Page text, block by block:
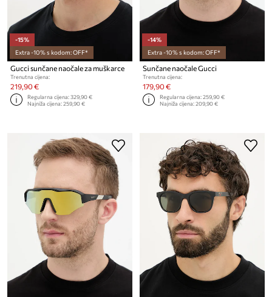
-15%
Extra -10% s kodom: OFF*
Gucci sunčane naočale za muškarce
Trenutna cijena:
219,90 €
Regularna cijena:329,90 €
Najniža cijena:259,90 €
-14%
Extra -10% s kodom: OFF*
Sunčane naočale Gucci
Trenutna cijena:
179,90 €
Regularna cijena:259,90 €
Najniža cijena:209,90 €